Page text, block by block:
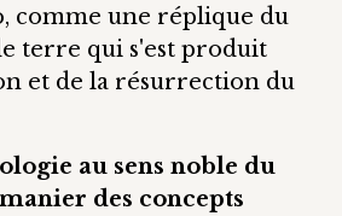
comme une réplique du
terre qui s'est produit
et de la résurrection du
au sens noble du
manier des concepts